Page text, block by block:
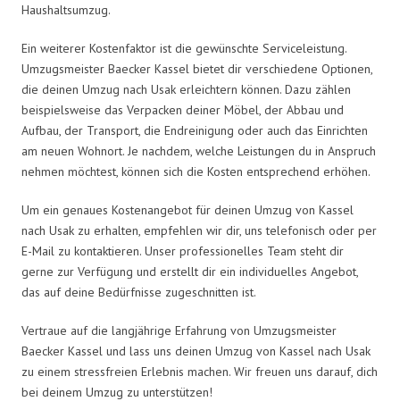
Haushaltsumzug.
Ein weiterer Kostenfaktor ist die gewünschte Serviceleistung.
Umzugsmeister Baecker Kassel bietet dir verschiedene Optionen,
die deinen Umzug nach Usak erleichtern können. Dazu zählen
beispielsweise das Verpacken deiner Möbel, der Abbau und
Aufbau, der Transport, die Endreinigung oder auch das Einrichten
am neuen Wohnort. Je nachdem, welche Leistungen du in Anspruch
nehmen möchtest, können sich die Kosten entsprechend erhöhen.
Um ein genaues Kostenangebot für deinen Umzug von Kassel
nach Usak zu erhalten, empfehlen wir dir, uns telefonisch oder per
E-Mail zu kontaktieren. Unser professionelles Team steht dir
gerne zur Verfügung und erstellt dir ein individuelles Angebot,
das auf deine Bedürfnisse zugeschnitten ist.
Vertraue auf die langjährige Erfahrung von Umzugsmeister
Baecker Kassel und lass uns deinen Umzug von Kassel nach Usak
zu einem stressfreien Erlebnis machen. Wir freuen uns darauf, dich
bei deinem Umzug zu unterstützen!